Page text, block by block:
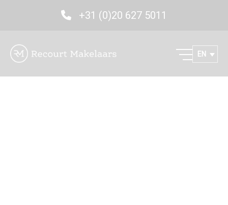
+31 (0)20 627 5011
EN